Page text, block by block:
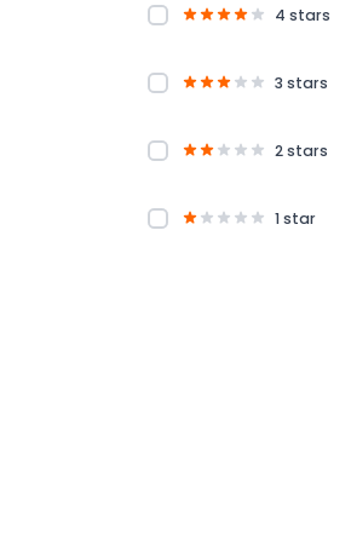
4 stars
3 stars
2 stars
1 star